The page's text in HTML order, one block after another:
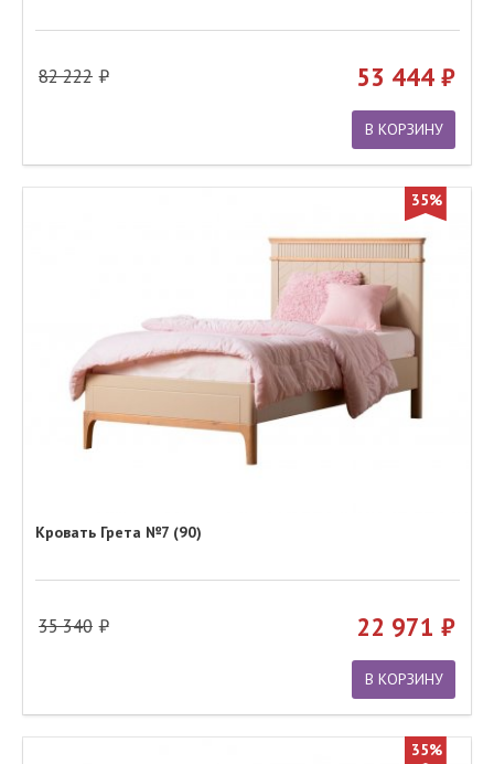
82 222 53 444
В КОРЗИНУ
35%
Кровать Грета №7 (90)
35 340 22 971
В КОРЗИНУ
35%